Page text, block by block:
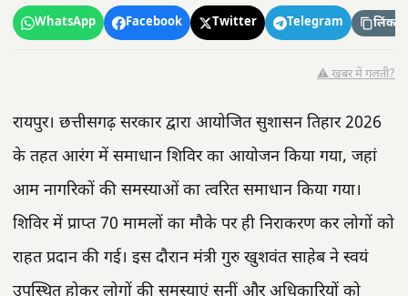
WhatsApp Facebook Twitter Telegram लिंक
⚠️ खबर में गलती?
रायपुर। छत्तीसगढ़ सरकार द्वारा आयोजित सुशासन तिहार 2026
के तहत आरंग में समाधान शिविर का आयोजन किया गया, जहां
आम नागरिकों की समस्याओं का त्वरित समाधान किया गया।
शिविर में प्राप्त 70 मामलों का मौके पर ही निराकरण कर लोगों को
राहत प्रदान की गई। इस दौरान मंत्री गुरु खुशवंत साहेब ने स्वयं